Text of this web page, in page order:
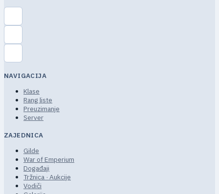
NAVIGACIJA
Klase
Rang liste
Preuzimanje
Server
ZAJEDNICA
Gilde
War of Emperium
Događaji
Tržnica · Aukcije
Vodiči